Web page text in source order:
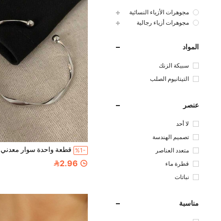
مجوهرات الأزياء النسائية
مجوهرات أزياء رجالية
المواد
سبيكة الزنك
التيتانيوم الصلب
عنصر
لا أحد
تصميم الهندسة
متعدد العناصر
قطرة ماء
نباتات
مناسبة
%1-
2.96